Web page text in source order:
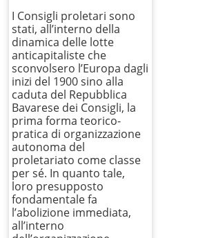
I Consigli proletari sono
stati, all’interno della
dinamica delle lotte
anticapitaliste che
sconvolsero l’Europa dagli
inizi del 1900 sino alla
caduta del Repubblica
Bavarese dei Consigli, la
prima forma teorico-
pratica di organizzazione
autonoma del
proletariato come classe
per sé. In quanto tale,
loro presupposto
fondamentale fa
l’abolizione immediata,
all’interno